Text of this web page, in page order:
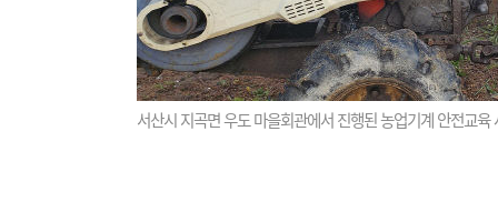
서산시 지곡면 우도 마을회관에서 진행된 농업기계 안전교육